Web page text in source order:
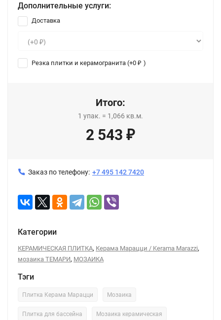
Дополнительные услуги:
Доставка
Резка плитки и керамогранита (+0 ₽ )
Итого:
1 упак. = 1,066 кв.м.
2 543 ₽
Заказ по телефону: +7 495 142 7420
Категории
КЕРАМИЧЕСКАЯ ПЛИТКА, Керама Марацци / Kerama Marazzi,
мозаика ТЕМАРИ, МОЗАИКА
Тэги
Плитка Керама Марацци Мозаика
Плитка для бассейна Мозаика керамическая